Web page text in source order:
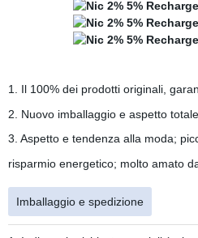
1. Il 100% dei prodotti originali,
2. Nuovo imballaggio e aspetto
3. Aspetto e tendenza alla moda;
risparmio energetico; molto amato
Imballaggio e spedizione